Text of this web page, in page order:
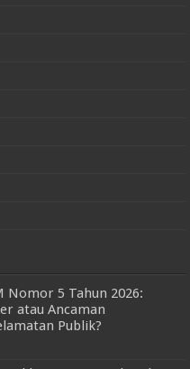
Nomor 5 Tahun 2026:
atau Ancaman
Publik?